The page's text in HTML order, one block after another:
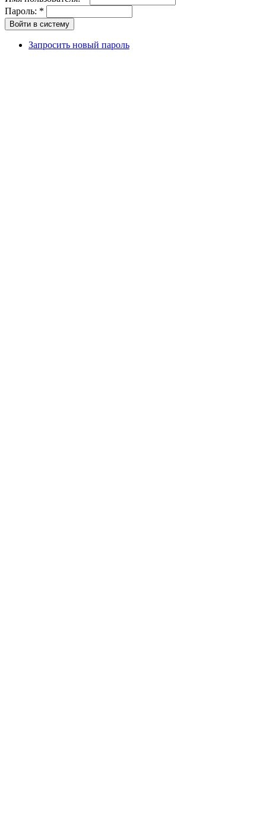
Пароль: *
Запросить новый пароль